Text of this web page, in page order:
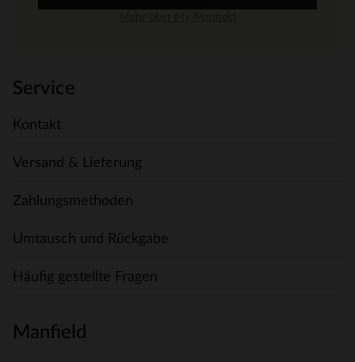
Service
Kontakt
Versand & Lieferung
Zahlungsmethoden
Umtausch und Rückgabe
Häufig gestellte Fragen
Manfield